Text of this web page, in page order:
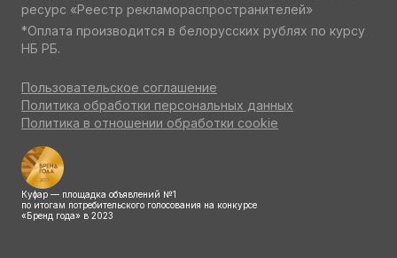
ресурс «Реестр рекламораспространителей»
*Оплата производится в белорусских рублях по курсу
НБ РБ.
Пользовательское соглашение
Политика обработки персональных данных
Политика в отношении обработки cookie
Куфар — площадка объявлений №1
по итогам потребительского голосования на конкурсе
«Бренд года» в 2023